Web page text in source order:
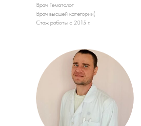
Врач Гематолог
Врач высшей категории)
Стаж работы с 2015 г.